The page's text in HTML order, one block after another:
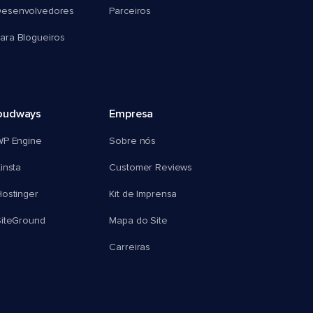
Blogueiros
Parceiros
Engine
Empresa
Sobre nós
Customer Reviews
Kit de Imprensa
Mapa do Site
Carreiras